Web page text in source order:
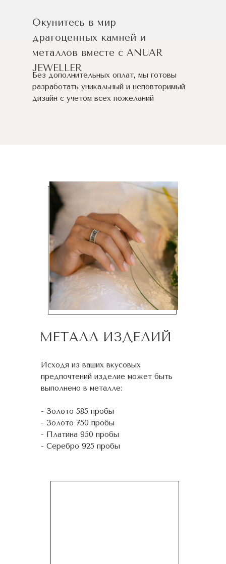
Окунитесь в мир
драгоценных камней и
металлов вместе с ANUAR
JEWELLER
Без дополнительных оплат, мы готовы
разработать уникальный и неповторимый
дизайн c учетом всех пожеланий
МЕТАЛЛ ИЗДЕЛИЙ
Исходя из ваших вкусовых
предпочтений изделие может быть
выполнено в металле:
- Золото 585 пробы
- Золото 750 пробы
- Платина 950 пробы
- Серебро 925 пробы